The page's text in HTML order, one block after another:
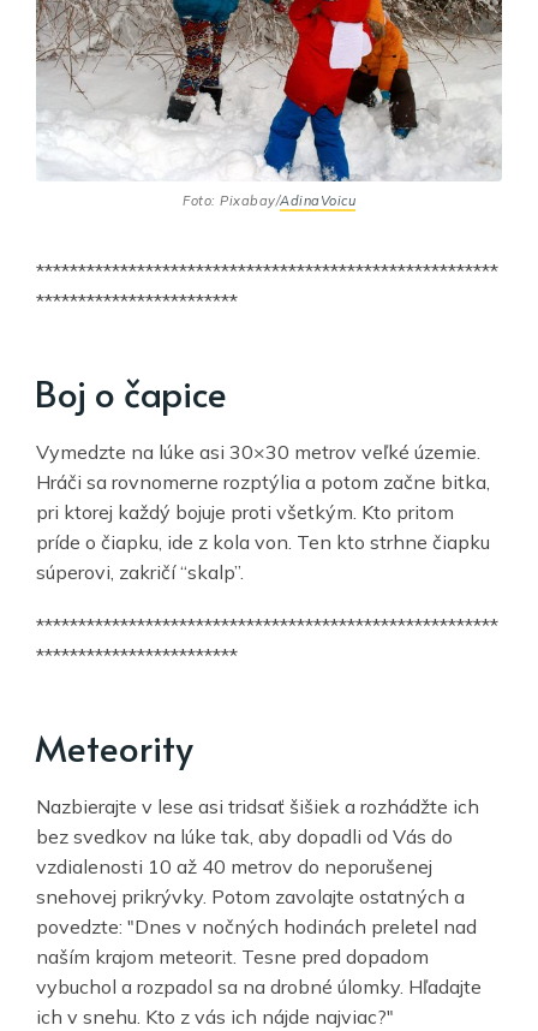
Foto: Pixabay/AdinaVoicu
*******************************************************
************************
Boj o čapice
Vymedzte na lúke asi 30×30 metrov veľké územie.
Hráči sa rovnomerne rozptýlia a potom začne bitka,
pri ktorej každý bojuje proti všetkým. Kto pritom
príde o čiapku, ide z kola von. Ten kto strhne čiapku
súperovi, zakričí “skalp”.
*******************************************************
************************
Meteority
Nazbierajte v lese asi tridsať šišiek a rozhádžte ich
bez svedkov na lúke tak, aby dopadli od Vás do
vzdialenosti 10 až 40 metrov do neporušenej
snehovej prikrývky. Potom zavolajte ostatných a
povedzte: "Dnes v nočných hodinách preletel nad
naším krajom meteorit. Tesne pred dopadom
vybuchol a rozpadol sa na drobné úlomky. Hľadajte
ich v snehu. Kto z vás ich nájde najviac?"